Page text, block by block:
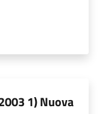
1) Nuova